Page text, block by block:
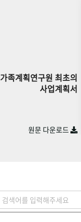
가족계획연구원 최초의
사업계획서
원문 다운로드